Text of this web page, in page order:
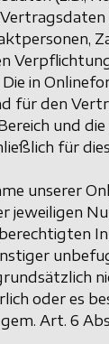
Die in
für den
und
für
unserer
jeweiligen
oder es
Art. 6